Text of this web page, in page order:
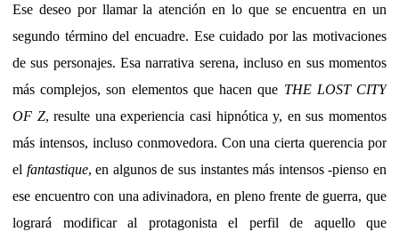
Ese deseo por llamar la atención en lo que se encuentra en un
segundo término del encuadre. Ese cuidado por las motivaciones
de sus personajes. Esa narrativa serena, incluso en sus momentos
más complejos, son elementos que hacen que THE LOST CITY
OF Z, resulte una experiencia casi hipnótica y, en sus momentos
más intensos, incluso conmovedora. Con una cierta querencia por
el fantastique, en algunos de sus instantes más intensos -pienso en
ese encuentro con una adivinadora, en pleno frente de guerra, que
logrará modificar al protagonista el perfil de aquello que